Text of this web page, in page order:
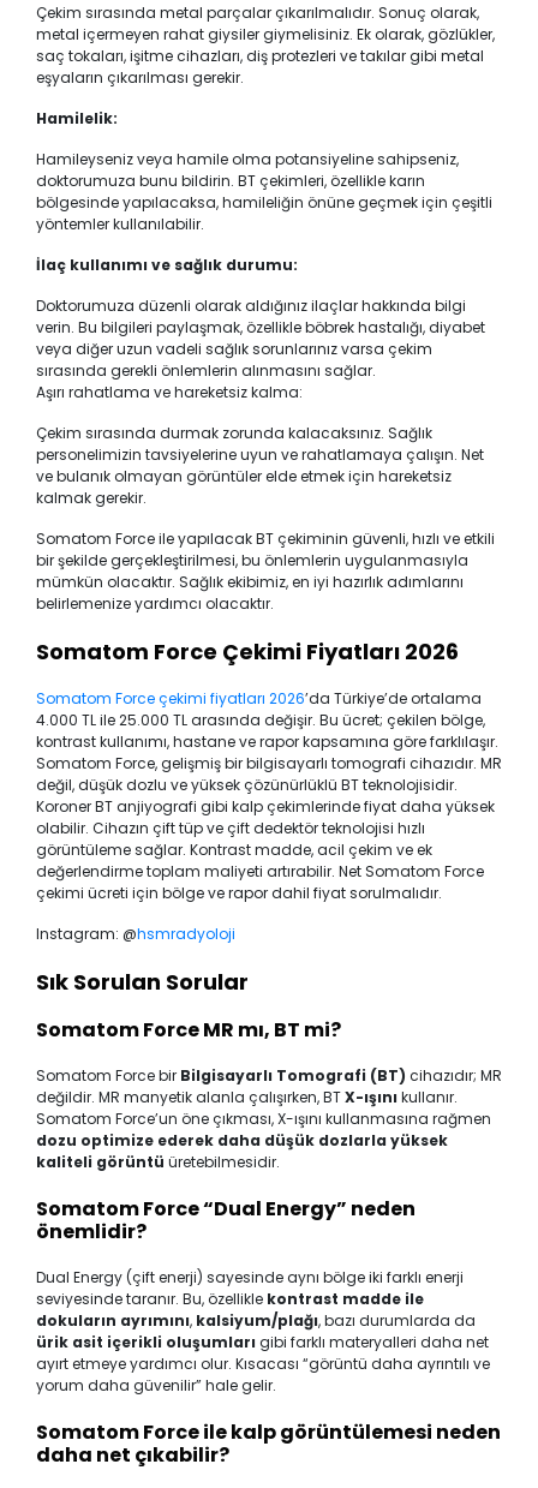
Çekim sırasında metal parçalar çıkarılmalıdır. Sonuç olarak,
metal içermeyen rahat giysiler giymelisiniz. Ek olarak, gözlükler,
saç tokaları, işitme cihazları, diş protezleri ve takılar gibi metal
eşyaların çıkarılması gerekir.
Hamilelik:
Hamileyseniz veya hamile olma potansiyeline sahipseniz,
doktorumuza bunu bildirin. BT çekimleri, özellikle karın
bölgesinde yapılacaksa, hamileliğin önüne geçmek için çeşitli
yöntemler kullanılabilir.
İlaç kullanımı ve sağlık durumu:
Doktorumuza düzenli olarak aldığınız ilaçlar hakkında bilgi
verin. Bu bilgileri paylaşmak, özellikle böbrek hastalığı, diyabet
veya diğer uzun vadeli sağlık sorunlarınız varsa çekim
sırasında gerekli önlemlerin alınmasını sağlar.
Aşırı rahatlama ve hareketsiz kalma:
Çekim sırasında durmak zorunda kalacaksınız. Sağlık
personelimizin tavsiyelerine uyun ve rahatlamaya çalışın. Net
ve bulanık olmayan görüntüler elde etmek için hareketsiz
kalmak gerekir.
Somatom Force ile yapılacak BT çekiminin güvenli, hızlı ve etkili
bir şekilde gerçekleştirilmesi, bu önlemlerin uygulanmasıyla
mümkün olacaktır. Sağlık ekibimiz, en iyi hazırlık adımlarını
belirlemenize yardımcı olacaktır.
Somatom Force Çekimi Fiyatları 2026
Somatom Force çekimi fiyatları 2026’da Türkiye’de ortalama
4.000 TL ile 25.000 TL arasında değişir. Bu ücret; çekilen bölge,
kontrast kullanımı, hastane ve rapor kapsamına göre farklılaşır.
Somatom Force, gelişmiş bir bilgisayarlı tomografi cihazıdır. MR
değil, düşük dozlu ve yüksek çözünürlüklü BT teknolojisidir.
Koroner BT anjiyografi gibi kalp çekimlerinde fiyat daha yüksek
olabilir. Cihazın çift tüp ve çift dedektör teknolojisi hızlı
görüntüleme sağlar. Kontrast madde, acil çekim ve ek
değerlendirme toplam maliyeti artırabilir. Net Somatom Force
çekimi ücreti için bölge ve rapor dahil fiyat sorulmalıdır.
Instagram: @hsmradyoloji
Sık Sorulan Sorular
Somatom Force MR mı, BT mi?
Somatom Force bir Bilgisayarlı Tomografi (BT) cihazıdır; MR
değildir. MR manyetik alanla çalışırken, BTX-ışını kullanır.
Somatom Force’un öne çıkması, X-ışını kullanmasına rağmen
dozu optimize ederek daha düşük dozlarla yüksek
kaliteli görüntü üretebilmesidir.
Somatom Force “Dual Energy” neden
önemlidir?
Dual Energy (çift enerji) sayesinde aynı bölge iki farklı enerji
seviyesinde taranır. Bu, özellikle kontrast madde ile
dokuların ayrımını, kalsiyum/plağı, bazı durumlarda da
ürik asit içerikli oluşumları gibi farklı materyalleri daha net
ayırt etmeye yardımcı olur. Kısacası “görüntü daha ayrıntılı ve
yorum daha güvenilir” hale gelir.
Somatom Force ile kalp görüntülemesi neden
daha net çıkabilir?